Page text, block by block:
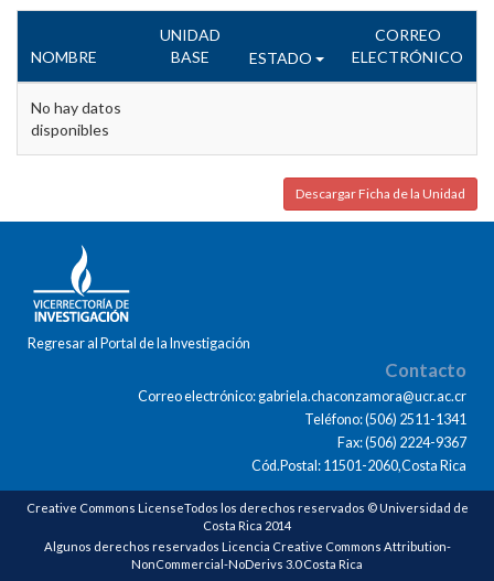
NOMBRE
UNIDAD
BASE
ESTADO
CORREO
ELECTRÓNICO
No hay datos
disponibles
Descargar Ficha de la Unidad
Regresar al Portal de la Investigación
Contacto
Correo electrónico: gabriela.chaconzamora@ucr.ac.cr
Teléfono: (506) 2511-1341
Fax: (506) 2224-9367
Cód.Postal: 11501-2060,Costa Rica
Creative Commons LicenseTodos los derechos reservados © Universidad de
Costa Rica 2014
Algunos derechos reservados Licencia Creative Commons Attribution-
NonCommercial-NoDerivs 3.0 Costa Rica